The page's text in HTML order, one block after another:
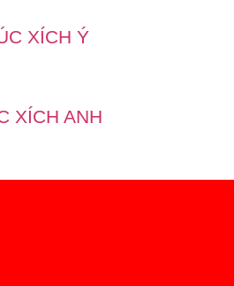
XÍCH Ý
XÍCH ANH